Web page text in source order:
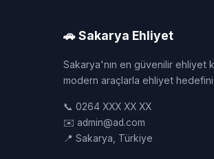
🚗 Sakarya Ehliyet
Sakarya'nın en güvenilir ehliyet
modern araçlarla ehliyet
📞 0264 XXX XX XX
✉️ admin@ad.com
📍 Sakarya, Türkiye